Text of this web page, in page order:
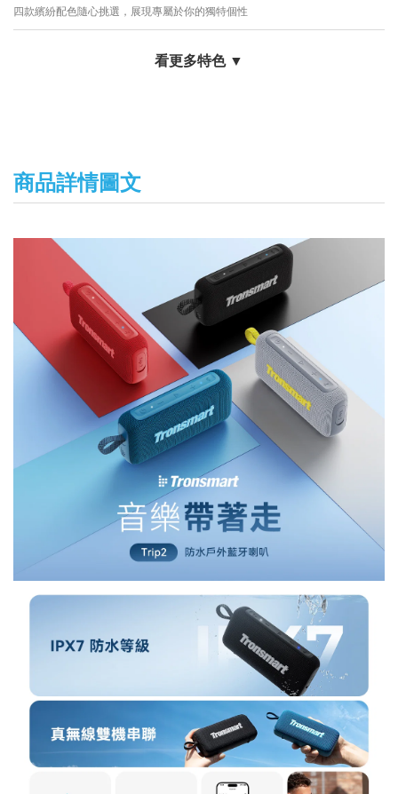
四款繽紛配色隨心挑選，展現專屬於你的獨特個性
看更多特色 ▼
商品詳情圖文